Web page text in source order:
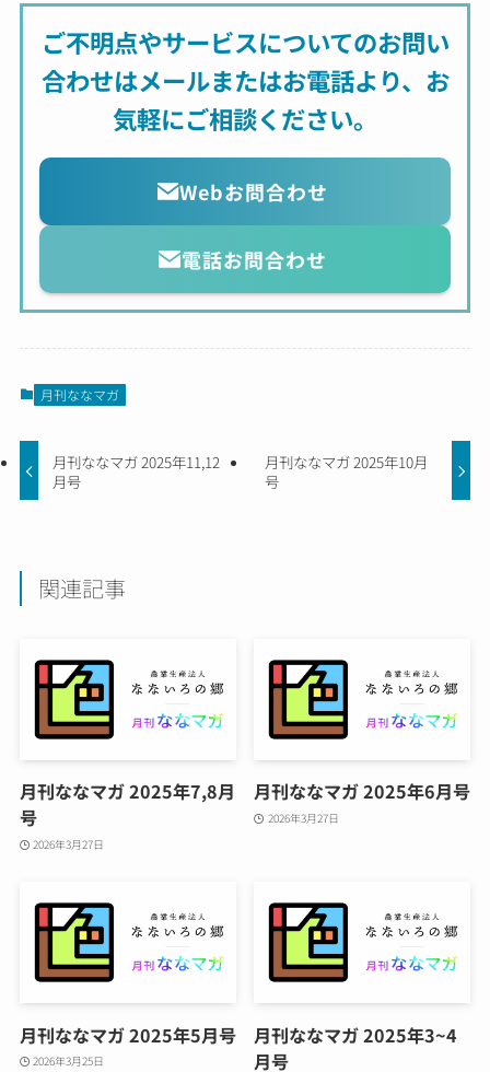
ご不明点やサービスについてのお問い
合わせはメールまたはお電話より、お
気軽にご相談ください。
Webお問合わせ
電話お問合わせ
月刊ななマガ
月刊ななマガ 2025年11,12
月号
月刊ななマガ 2025年10月
号
関連記事
月刊ななマガ 2025年7,8月
号
2026年3月27日
月刊ななマガ 2025年6月号
2026年3月27日
月刊ななマガ 2025年5月号
2026年3月25日
月刊ななマガ 2025年3~4
月号